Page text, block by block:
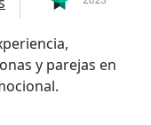
y parejas en